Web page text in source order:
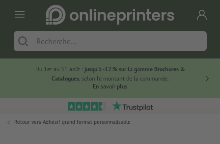
Du 1er au 31 août : jusqu’à -12 % sur la gamme Brochures &
Catalogues, selon le montant de la commande.
En savoir plus
Retour vers Adhésif grand format personnalisable